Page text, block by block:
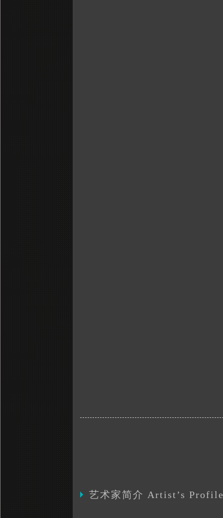
艺术家简介 Artist’s